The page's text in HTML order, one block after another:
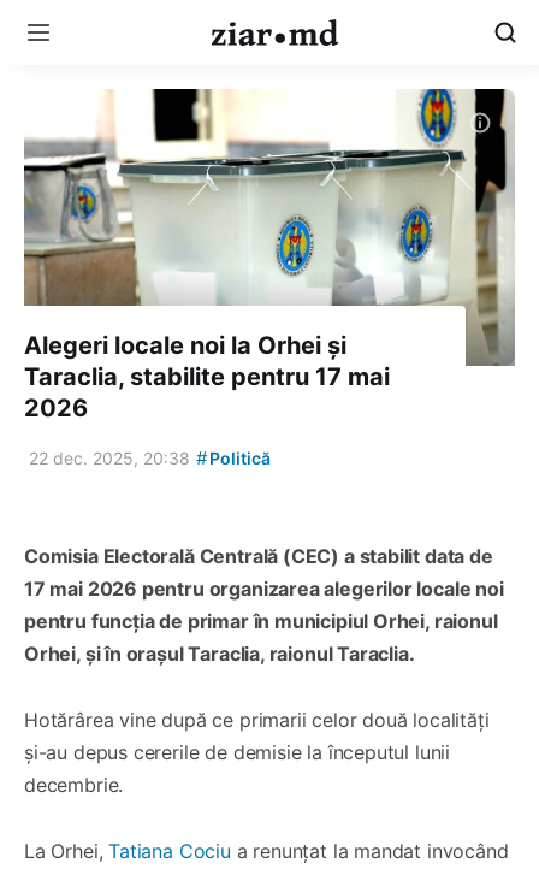
Alegeri locale noi la Orhei și
Taraclia, stabilite pentru 17 mai
2026
22 dec. 2025, 20:38 #Politică
Comisia Electorală Centrală (CEC) a stabilit data de
17 mai 2026 pentru organizarea alegerilor locale noi
pentru funcția de primar în municipiul Orhei, raionul
Orhei, și în orașul Taraclia, raionul Taraclia.
Hotărârea vine după ce primarii celor două localități
și-au depus cererile de demisie la începutul lunii
decembrie.
La Orhei,Tatiana Cociu a renunțat la mandat invocând